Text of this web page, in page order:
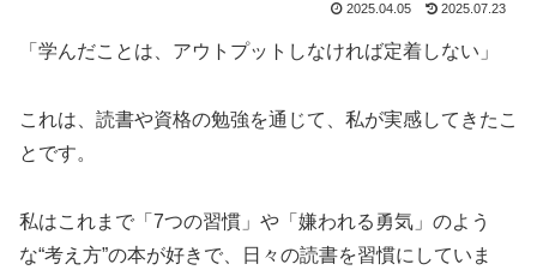
2025.04.05 2025.07.23
「学んだことは、アウトプットしなければ定着しない」
これは、読書や資格の勉強を通じて、私が実感してきたこ
とです。
私はこれまで「7つの習慣」や「嫌われる勇気」のよう
な“考え方”の本が好きで、日々の読書を習慣にしていま